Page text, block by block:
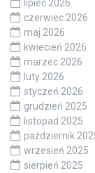
lipiec 2026
czerwiec 2026
maj 2026
kwiecień 2026
marzec 2026
luty 2026
styczeń 2026
grudzień 2025
listopad 2025
październik
wrzesień 2025
sierpień 2025